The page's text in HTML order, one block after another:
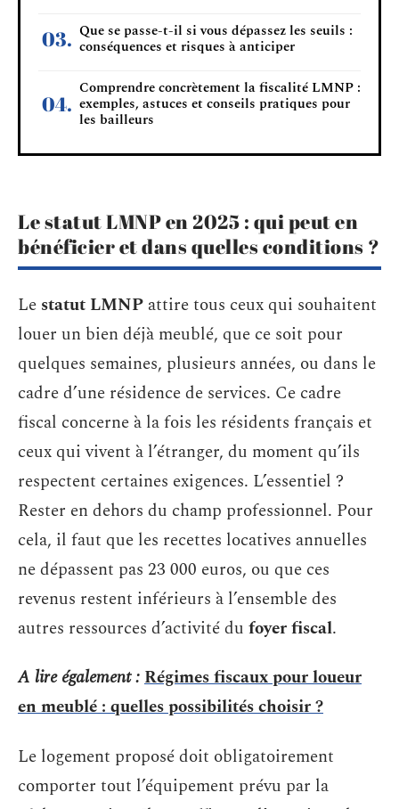
Que se passe-t-il si vous dépassez les seuils :
conséquences et risques à anticiper
Comprendre concrètement la fiscalité LMNP :
exemples, astuces et conseils pratiques pour
les bailleurs
Le statut LMNP en 2025 : qui peut en
bénéficier et dans quelles conditions ?
Le statut LMNP attire tous ceux qui souhaitent
louer un bien déjà meublé, que ce soit pour
quelques semaines, plusieurs années, ou dans le
cadre d’une résidence de services. Ce cadre
fiscal concerne à la fois les résidents français et
ceux qui vivent à l’étranger, du moment qu’ils
respectent certaines exigences. L’essentiel ?
Rester en dehors du champ professionnel. Pour
cela, il faut que les recettes locatives annuelles
ne dépassent pas 23 000 euros, ou que ces
revenus restent inférieurs à l’ensemble des
autres ressources d’activité du foyer fiscal.
A lire également :Régimes fiscaux pour loueur
en meublé : quelles possibilités choisir ?
Le logement proposé doit obligatoirement
comporter tout l’équipement prévu par la